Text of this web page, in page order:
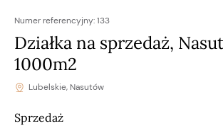
Numer referencyjny:133
Działka na sprzedaż,
1000m2
Lubelskie, Nasutów
Sprzedaż